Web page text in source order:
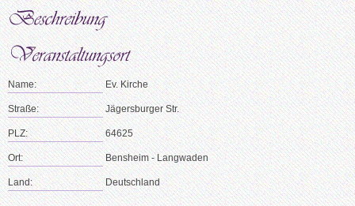
Name: Ev. Kirche
Straße: Jägersburger Str.
PLZ: 64625
Ort: Bensheim - Langwaden
Land: Deutschland